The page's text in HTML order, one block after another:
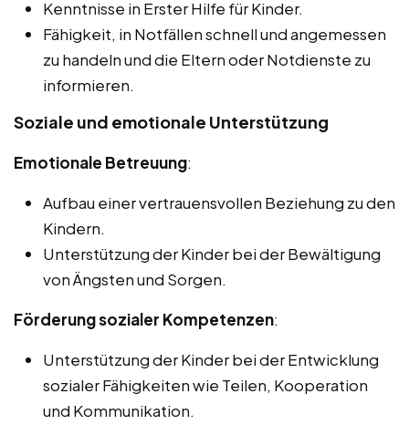
Kenntnisse in Erster Hilfe für Kinder.
Fähigkeit, in Notfällen schnell und angemessen
zu handeln und die Eltern oder Notdienste zu
informieren.
Soziale und emotionale Unterstützung
Emotionale Betreuung:
Aufbau einer vertrauensvollen Beziehung zu den
Kindern.
Unterstützung der Kinder bei der Bewältigung
von Ängsten und Sorgen.
Förderung sozialer Kompetenzen:
Unterstützung der Kinder bei der Entwicklung
sozialer Fähigkeiten wie Teilen, Kooperation
und Kommunikation.